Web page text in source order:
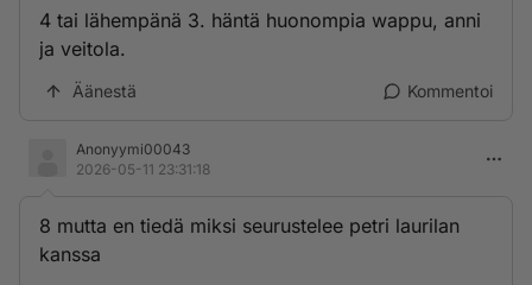
4 tai lähempänä 3. häntä huonompia wappu, anni
ja veitola.
Äänestä Kommentoi
Anonyymi00043
2026-05-11 23:31:18
8 mutta en tiedä miksi seurustelee petri laurilan
kanssa